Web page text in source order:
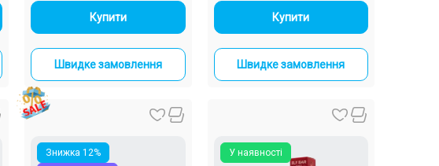
- +
Купити
Швидке замовлення
- +
Купити
Швидке замовлення
Знижка 12%
У наявності